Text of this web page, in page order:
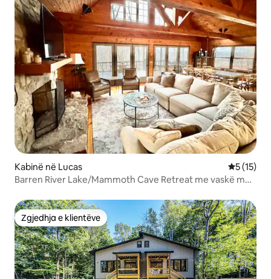
Kabinë në Lucas Vlerësimi
5 (15)
Barren River Lake/Mammoth Cave Retreat me vaskë me
Zgjedhja e klientëve
Zgjedhja e klientëve